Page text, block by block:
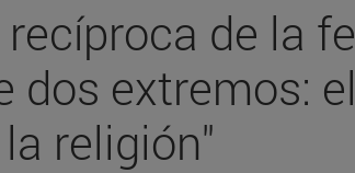
de la fe
dos extremos: el
religión"